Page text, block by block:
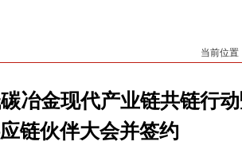
当前位置
冶金现代产业链共链行
链伙伴大会并签约